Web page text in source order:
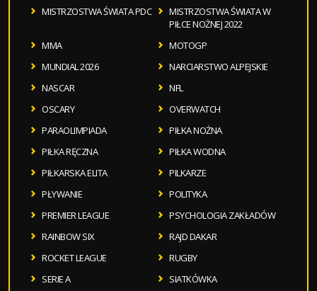
MISTRZOSTWA ŚWIATA PDC
MISTRZOSTWA ŚWIATA W
PIŁCE NOŻNEJ 2022
MMA
MOTOGP
MUNDIAL 2026
NARCIARSTWO ALPEJSKIE
NASCAR
NFL
OSCARY
OVERWATCH
PARAOLIMPIADA
PIŁKA NOŻNA
PIŁKA RĘCZNA
PIŁKA WODNA
PIŁKARSKA ELITA
PILKARZE
PŁYWANIE
POLITYKA
PREMIER LEAGUE
PSYCHOLOGIA ZAKŁADÓW
RAINBOW SIX
RAJD DAKAR
ROCKET LEAGUE
RUGBY
SERIE A
SIATKÓWKA